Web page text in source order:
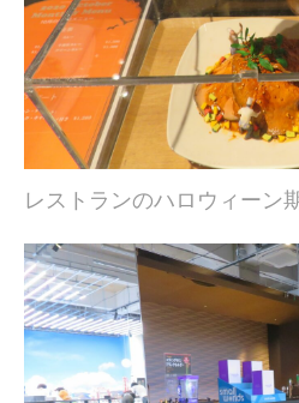
レストランのハロウィーン